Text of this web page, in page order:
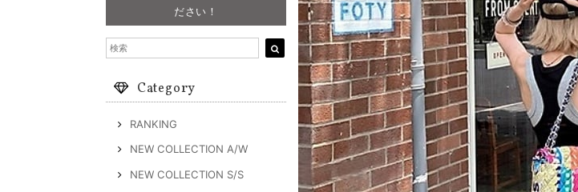
ださい！
Category
RANKING
NEW COLLECTION A/W
NEW COLLECTION S/S